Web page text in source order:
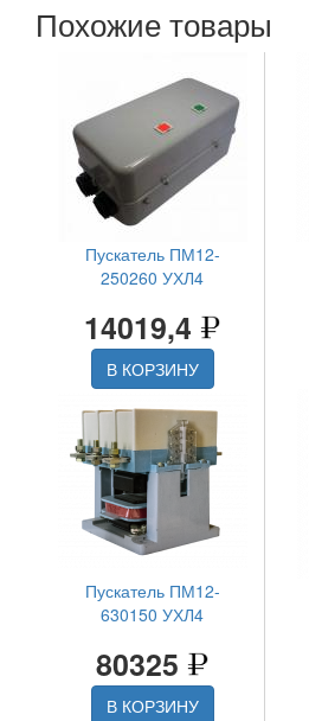
Похожие товары
Пускатель ПМ12-
250260 УХЛ4
14019,4
В КОРЗИНУ
Пускатель ПМ12-
630150 УХЛ4
80325
В КОРЗИНУ